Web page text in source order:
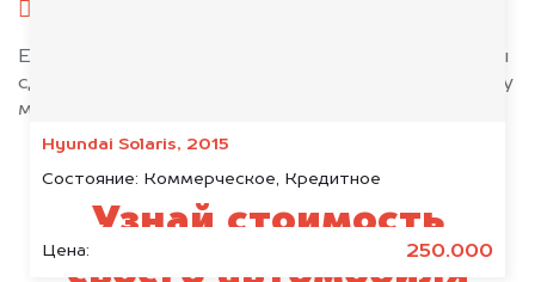
Hyundai Solaris, 2015
Состояние: Коммерческое, Кредитное
Цена: 250.000
Если у вас нет всех документов, то наши юристы
сделают всё возможное, чтобы оформить сделку
максимально быстро!
Узнай стоимость
своего автомобиля